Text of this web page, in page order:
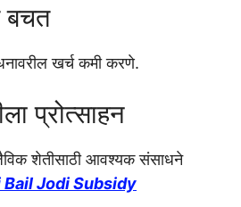
बचत
खर्च कमी करणे.
प्रोत्साहन
शेतीसाठी आवश्यक संसाधने
Bail Jodi Subsidy